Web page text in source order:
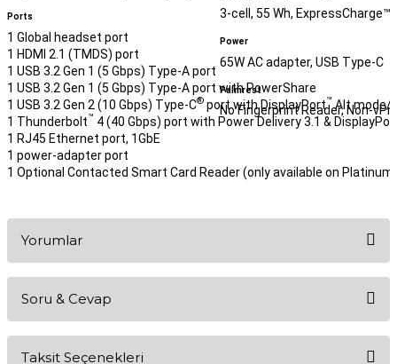
Ports
1 Global headset port
1 HDMI 2.1 (TMDS) port
1 USB 3.2 Gen 1 (5 Gbps) Type-A port
1 USB 3.2 Gen 1 (5 Gbps) Type-A port with PowerShare
1 USB 3.2 Gen 2 (10 Gbps) Type-C® port with DisplayPort™Alt mode/
1 Thunderbolt™ 4 (40 Gbps) port with Power Delivery 3.1 &
1 RJ45 Ethernet port, 1GbE
1 power-adapter port
1 Optional Contacted Smart Card Reader (only available on
3-cell, 55 Wh,
Power
65W AC adapter, USB Type-C
Palmrest
No Fingerprint Reader, Non-
Yorumlar
Soru & Cevap
Taksit Seçenekleri